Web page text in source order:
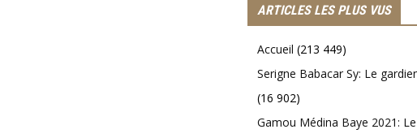
ARTICLES LES PLUS VUS
Accueil (213 449)
Serigne Babacar Sy: Le
(16 902)
Gamou Médina Baye 2021: